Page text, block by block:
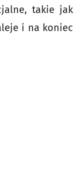
takie jak
i na koniec